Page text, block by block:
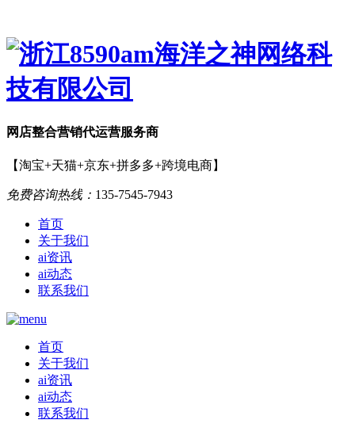
网店整合营销代运营服务商
【淘宝+天猫+京东+拼多多+跨境电商】
免费咨询热线： 135-7545-7943
首页
关于我们
ai资讯
ai动态
联系我们
首页
关于我们
ai资讯
ai动态
联系我们